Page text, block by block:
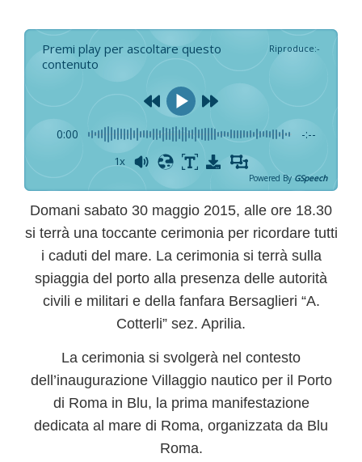
Premi play per ascoltare questo
contenuto
Riproduce:-
0:00 -:--
1x
Powered By GSpeech
Domani sabato 30 maggio 2015, alle ore 18.30
si terrà una toccante cerimonia per ricordare tutti
i caduti del mare. La cerimonia si terrà sulla
spiaggia del porto alla presenza delle autorità
civili e militari e della fanfara Bersaglieri “A.
Cotterli” sez. Aprilia.
La cerimonia si svolgerà nel contesto
dell’inaugurazione Villaggio nautico per il Porto
di Roma in Blu, la prima manifestazione
dedicata al mare di Roma, organizzata da Blu
Roma.